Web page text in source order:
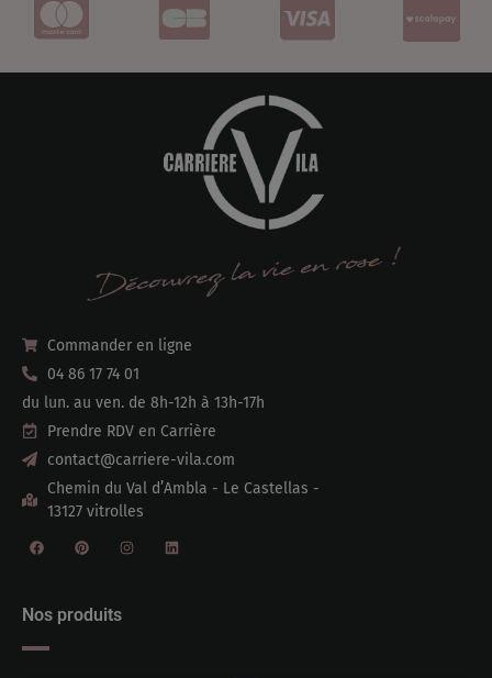
Commander en ligne
04 86 17 74 01
du lun. au ven. de 8h-12h à 13h-17h
Prendre RDV en Carrière
contact@carriere-vila.com
Chemin du Val d’Ambla - Le Castellas -
13127 vitrolles
Nos produits